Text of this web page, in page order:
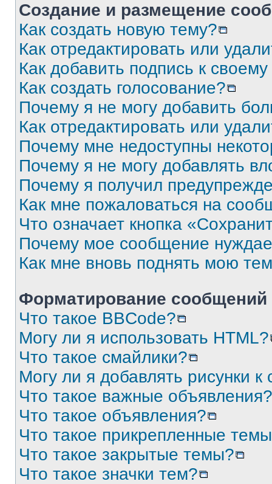
Создание и размещение
Как создать новую тему?
Как отредактировать или
Как добавить подпись к
Как создать голосование?
Почему я не могу добавить
Как отредактировать или
Почему мне недоступны
Почему я не могу добавлять
Почему я получил
Как мне пожаловаться на
Что означает кнопка
Почему мое сообщение
Как мне вновь поднять мою
Форматирование
Что такое BBCode?
Могу ли я использовать HTML?
Что такое смайлики?
Могу ли я добавлять рисунки
Что такое важные объявления?
Что такое объявления?
Что такое прикрепленные
Что такое закрытые темы?
Что такое значки тем?